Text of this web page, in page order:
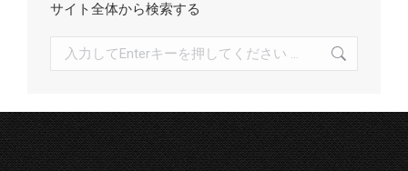
サイト全体から検索する